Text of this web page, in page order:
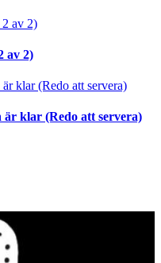
av 2)
klar (Redo att servera)